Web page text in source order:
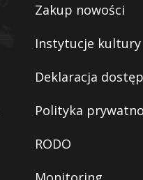
Zakup nowości
Instytucje kultury
Deklaracja
Polityka
RODO